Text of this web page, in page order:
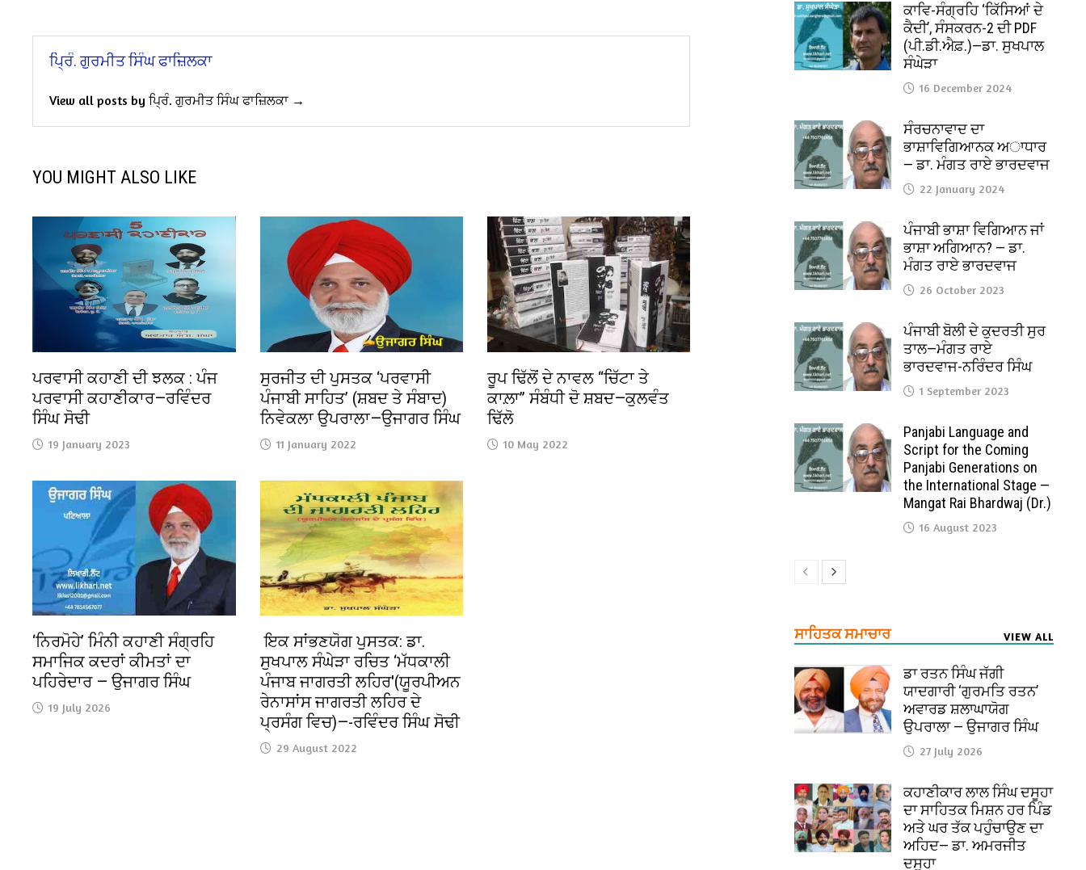
ਪ੍ਰਿੰ. ਗੁਰਮੀਤ ਸਿੰਘ ਫਾਜ਼ਿਲਕਾ
View all posts by ਪ੍ਰਿੰ. ਗੁਰਮੀਤ ਸਿੰਘ ਫਾਜ਼ਿਲਕਾ →
YOU MIGHT ALSO LIKE
ਪਰਵਾਸੀ ਕਹਾਣੀ ਦੀ ਝਲਕ : ਪੰਜ
ਪਰਵਾਸੀ ਕਹਾਣੀਕਾਰ—ਰਵਿੰਦਰ
ਸਿੰਘ ਸੋਢੀ
19 January 2023
ਸੁਰਜੀਤ ਦੀ ਪੁਸਤਕ ‘ਪਰਵਾਸੀ
ਪੰਜਾਬੀ ਸਾਹਿਤ’ (ਸ਼ਬਦ ਤੇ ਸੰਬਾਦ)
ਨਿਵੇਕਲਾ ਉਪਰਾਲਾ—ਉਜਾਗਰ ਸਿੰਘ
11 January 2022
ਰੂਪ ਢਿੱਲੋਂ ਦੇ ਨਾਵਲ “ਚਿੱਟਾ ਤੇ
ਕਾਲ਼ਾ” ਸੰਬੰਧੀ ਦੋ ਸ਼ਬਦ—ਕੁਲਵੰਤ
ਢਿੱਲੋ
10 May 2022
‘ਨਿਰਮੋਹੇ’ ਮਿੰਨੀ ਕਹਾਣੀ ਸੰਗ੍ਰਹਿ
ਸਮਾਜਿਕ ਕਦਰਾਂ ਕੀਮਤਾਂ ਦਾ
ਪਹਿਰੇਦਾਰ — ਉਜਾਗਰ ਸਿੰਘ
19 July 2026
ਇਕ ਸਾਂਭਣਯੋਗ ਪੁਸਤਕ: ਡਾ.
ਸੁਖਪਾਲ ਸੰਘੇੜਾ ਰਚਿਤ ‘ਮੱਧਕਾਲੀ
ਪੰਜਾਬ ਜਾਗਰਤੀ ਲਹਿਰ'(ਯੂਰਪੀਅਨ
ਰੇਨਾਸਾਂਸ ਜਾਗਰਤੀ ਲਹਿਰ ਦੇ
ਪ੍ਰਸੰਗ ਵਿਚ)—-ਰਵਿੰਦਰ ਸਿੰਘ ਸੋਢੀ
29 August 2022
ਕਾਵਿ-ਸੰਗ੍ਰਹਿ ‘ਕਿੱਸਿਆਂ ਦੇ
ਕੈਦੀ’, ਸੰਸਕਰਨ-2 ਦੀ PDF
(ਪੀ.ਡੀ.ਐਫ਼.)—ਡਾ. ਸੁਖਪਾਲ
ਸੰਘੇੜਾ
16 December 2024
ਸੰਰਚਨਾਵਾਦ ਦਾ
ਭਾਸ਼ਾਵਿਗਿਆਨਕ ਅਾਧਾਰ
— ਡਾ. ਮੰਗਤ ਰਾਏ ਭਾਰਦਵਾਜ
22 January 2024
ਪੰਜਾਬੀ ਭਾਸ਼ਾ ਵਿਗਿਆਨ ਜਾਂ
ਭਾਸ਼ਾ ਅਗਿਆਨ? — ਡਾ.
ਮੰਗਤ ਰਾਏ ਭਾਰਦਵਾਜ
26 October 2023
ਪੰਜਾਬੀ ਬੋਲੀ ਦੇ ਕੁਦਰਤੀ ਸੁਰ
ਤਾਲ—ਮੰਗਤ ਰਾਏ
ਭਾਰਦਵਾਜ-ਨਰਿੰਦਰ ਸਿੰਘ
1 September 2023
Panjabi Language and
Script for the Coming
Panjabi Generations on
the International Stage —
Mangat Rai Bhardwaj (Dr.)
16 August 2023
ਸਾਹਿਤਕ ਸਮਾਚਾਰ VIEW ALL
ਡਾ ਰਤਨ ਸਿੰਘ ਜੱਗੀ
ਯਾਦਗਾਰੀ ‘ਗੁਰਮਤਿ ਰਤਨ’
ਅਵਾਰਡ ਸ਼ਲਾਘਾਯੋਗ
ਉਪਰਾਲਾ — ਉਜਾਗਰ ਸਿੰਘ
27 July 2026
ਕਹਾਣੀਕਾਰ ਲਾਲ ਸਿੰਘ ਦਸੂਹਾ
ਦਾ ਸਾਹਿਤਕ ਮਿਸ਼ਨ ਹਰ ਪਿੰਡ
ਅਤੇ ਘਰ ਤੱਕ ਪਹੁੰਚਾਉਣ ਦਾ
ਅਹਿਦ— ਡਾ. ਅਮਰਜੀਤ
ਦਸੂਹਾ